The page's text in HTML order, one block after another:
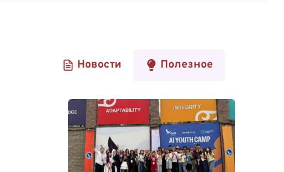
Новости Полезное